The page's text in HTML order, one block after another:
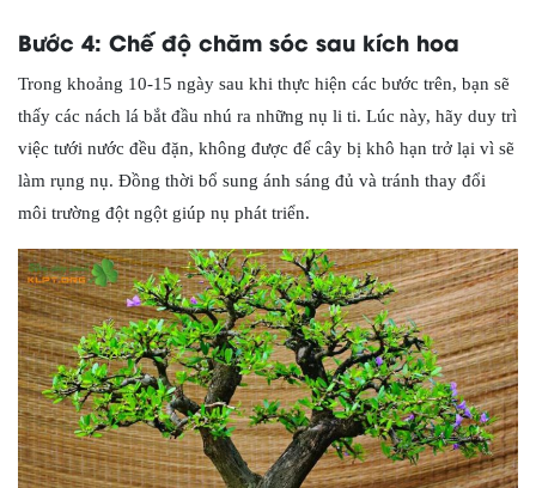
Bước 4: Chế độ chăm sóc sau kích hoa
Trong khoảng 10-15 ngày sau khi thực hiện các bước trên, bạn sẽ
thấy các nách lá bắt đầu nhú ra những nụ li ti. Lúc này, hãy duy trì
việc tưới nước đều đặn, không được để cây bị khô hạn trở lại vì sẽ
làm rụng nụ. Đồng thời bổ sung ánh sáng đủ và tránh thay đổi
môi trường đột ngột giúp nụ phát triển.